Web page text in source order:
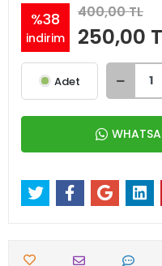
%38
indirim
400,00 TL
250,00
Adet